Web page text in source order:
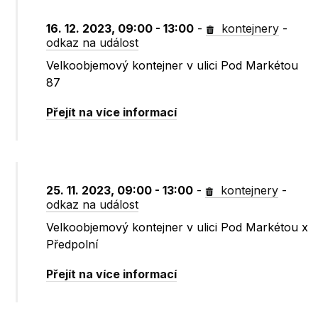
16. 12. 2023, 09:00 - 13:00 - kontejnery -
odkaz na událost
Velkoobjemový kontejner v ulici Pod Markétou
87
Přejít na více informací
25. 11. 2023, 09:00 - 13:00 - kontejnery -
odkaz na událost
Velkoobjemový kontejner v ulici Pod Markétou x
Předpolní
Přejít na více informací